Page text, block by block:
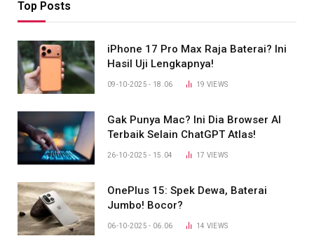
Top Posts
iPhone 17 Pro Max Raja Baterai? Ini
Hasil Uji Lengkapnya!
09-10-2025 - 18.06 19 VIEWS
Gak Punya Mac? Ini Dia Browser AI
Terbaik Selain ChatGPT Atlas!
26-10-2025 - 15.04 17 VIEWS
OnePlus 15: Spek Dewa, Baterai
Jumbo! Bocor?
06-10-2025 - 06.06 14 VIEWS